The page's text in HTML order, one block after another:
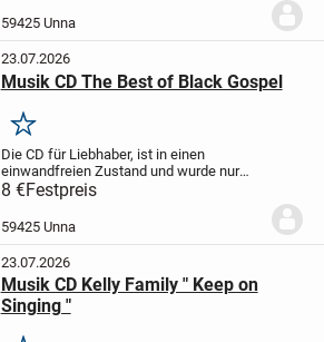
bekommen, solange es online ist.
59425 Unna
23.07.2026
Musik CD The Best of Black Gospel
Merken
Die CD für Liebhaber, ist in einen
einwandfreien Zustand und wurde nur
sehr selten angehört. Siehe Fotos.
ist zu bekommen, solange sie online
ist.Für Selbstabholer !
gegen...
8 €Festpreis
59425 Unna
23.07.2026
Musik CD Kelly Family " Keep on
Singing "